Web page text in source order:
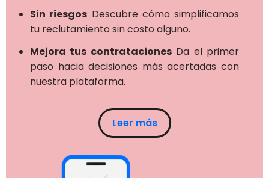
Sin riesgos Descubre cómo simplificamos
tu reclutamiento sin costo alguno.
Mejora tus contratacionesDa el primer
paso hacia decisiones más acertadas con
nuestra plataforma.
Leer más